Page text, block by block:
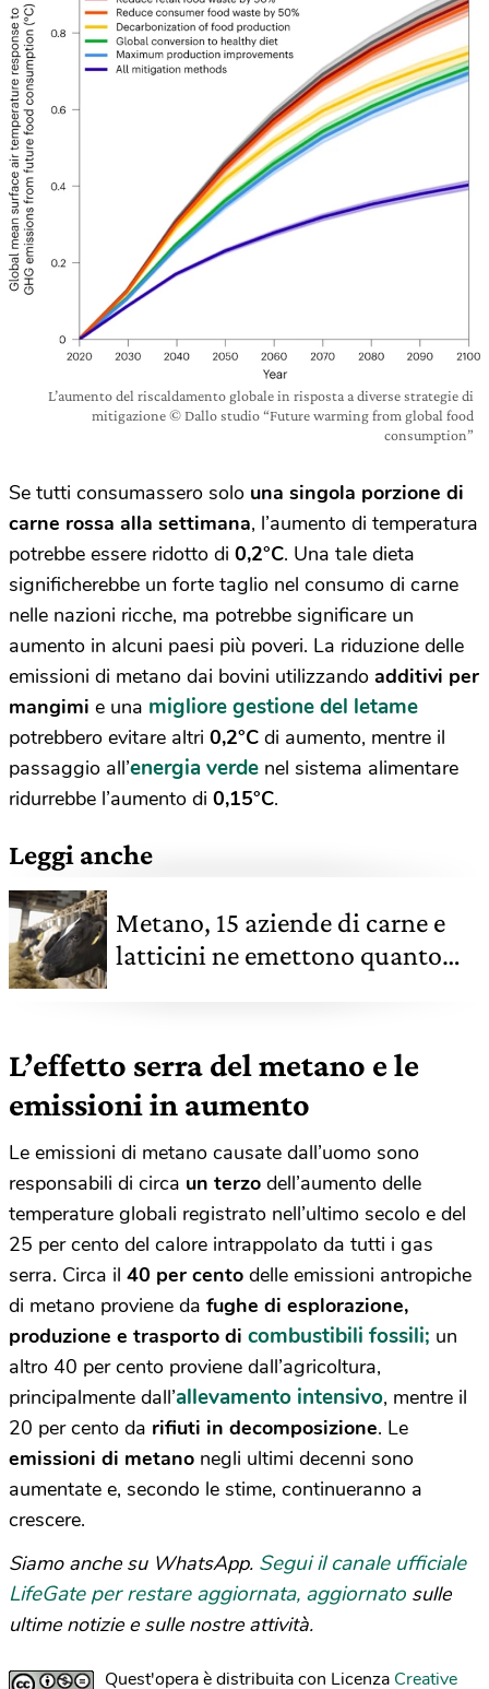
L’aumento del riscaldamento globale in risposta a diverse strategie di
mitigazione © Dallo studio “Future warming from global food
consumption”
Se tutti consumassero solo una singola porzione di
carne rossa alla settimana, l’aumento di temperatura
potrebbe essere ridotto di 0,2°C. Una tale dieta
significherebbe un forte taglio nel consumo di carne
nelle nazioni ricche, ma potrebbe significare un
aumento in alcuni paesi più poveri. La riduzione delle
emissioni di metano dai bovini utilizzando additivi per
mangimi e una migliore gestione del letame
potrebbero evitare altri 0,2°C di aumento, mentre il
passaggio all’energia verde nel sistema alimentare
ridurrebbe l’aumento di 0,15°C.
Leggi anche
Metano, 15 aziende di carne e
latticini ne emettono quanto
L’effetto serra del metano e le
emissioni in aumento
Le emissioni di metano causate dall’uomo sono
responsabili di circa un terzo dell’aumento delle
temperature globali registrato nell’ultimo secolo e del
25 per cento del calore intrappolato da tutti i gas
serra. Circa il 40 per cento delle emissioni antropiche
di metano proviene da fughe di esplorazione,
produzione e trasporto di combustibili fossili; un
altro 40 per cento proviene dall’agricoltura,
principalmente dall’allevamento intensivo, mentre il
20 per cento da rifiuti in decomposizione. Le
emissioni di metano negli ultimi decenni sono
aumentate e, secondo le stime, continueranno a
crescere.
Siamo anche su WhatsApp. Segui il canale ufficiale
LifeGate per restare aggiornata, aggiornato sulle
ultime notizie e sulle nostre attività.
Quest'opera è distribuita con Licenza Creative